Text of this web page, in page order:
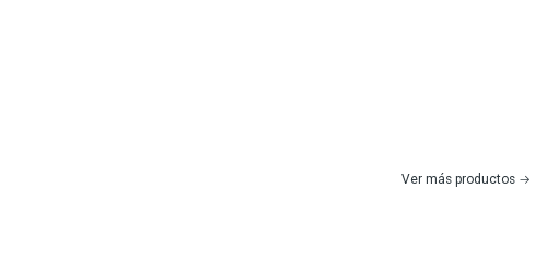
Ver más productos